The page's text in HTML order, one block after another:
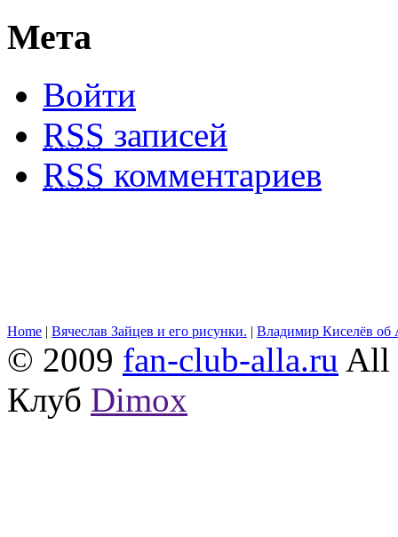
Мета
Войти
RSS записей
RSS комментариев
Home | Вячеслав Зайцев и его рисунки. | Владимир Киселёв об
© 2009 fan-club-alla.ru All
Клуб Dimox